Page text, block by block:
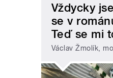
Vždycky
se v
Teď se mi
Václav Žmolík,